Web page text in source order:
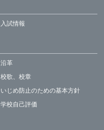
入試情報
沿革
校歌、校章
いじめ防止のための基本方針
学校自己評価